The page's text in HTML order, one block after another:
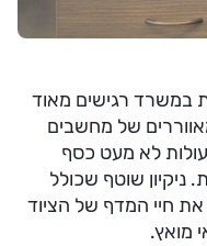
במשרד רגישים מאוד
של מחשבים
לא מעט כסף
ניקיון שוטף שכולל
חיי המדף של הציוד
מואץ.